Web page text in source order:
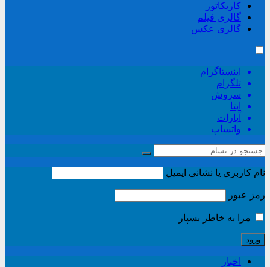
کاریکاتور
گالری فیلم
گالری عکس
اینستاگرام
تلگرام
سروش
ایتا
آپارات
واتساپ
نام کاربری یا نشانی ایمیل
رمز عبور
مرا به خاطر بسپار
اخبار